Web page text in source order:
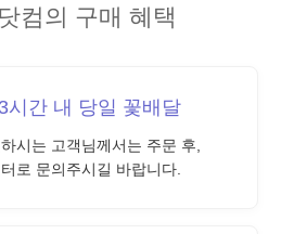
컴의 구매 혜택
시간 내 당일 꽃배달
시는 고객님께서는 주문 후,
로 문의주시길 바랍니다.